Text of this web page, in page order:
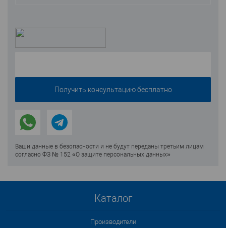
Ваши данные в безопасности и не будут переданы третьим лицам
согласно ФЗ № 152 «О защите персональных данных»
Каталог
Производители